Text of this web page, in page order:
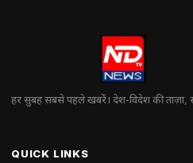
हर सुबह सबसे पहले खबरें। देश-विदेश की ताज़ा,
QUICK LINKS